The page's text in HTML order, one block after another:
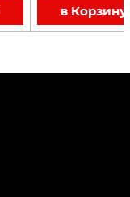
в Корзину